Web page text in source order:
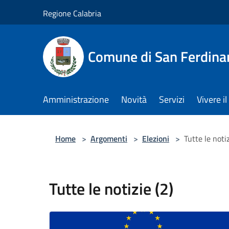
Regione Calabria
Comune di San
Amministrazione Novità Servizi Vivere
Home > Argomenti > Elezioni > Tutte le
Tutte le notizie (2)